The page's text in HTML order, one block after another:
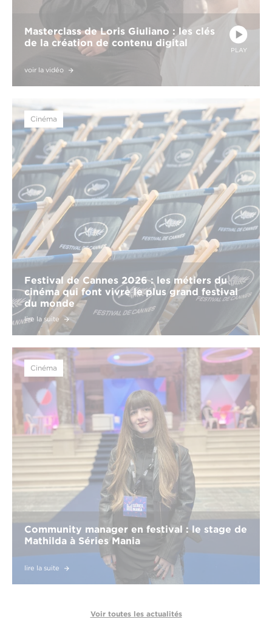
PLAY
Masterclass de Loris Giuliano : les clés
de la création de contenu digital
voir la vidéo
Cinéma
Festival de Cannes 2026 : les métiers du
cinéma qui font vivre le plus grand festival
du monde
lire la suite
Cinéma
Community manager en festival : le stage de
Mathilda à Séries Mania
lire la suite
Voir toutes les actualités